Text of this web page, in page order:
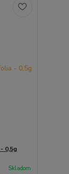
0,5g
Skladom